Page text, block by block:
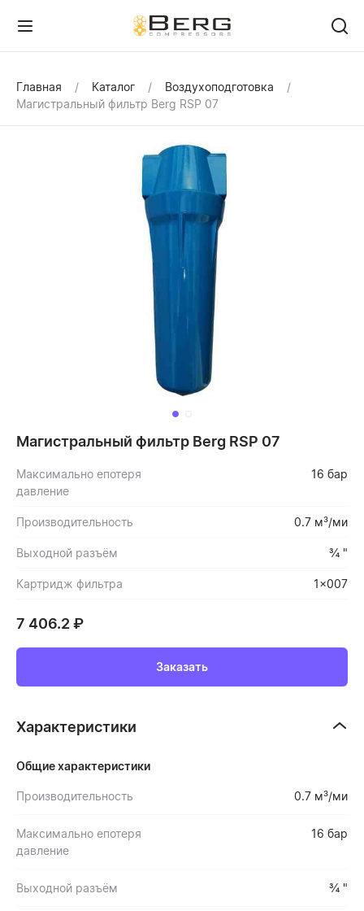
Главная Каталог
Воздухоподготовка
Магистральный фильтр Berg RSP 07
Магистральный фильтр Berg RSP 07
Максимально епотеря
давление
16 бар
Производительность 0.7 м³/ми
Выходной разъём ¾ "
Картридж фильтра 1x007
7 406.2₽
Заказать
Характеристики
Общие характеристики
Производительность 0.7 м³/ми
Максимально епотеря
давление
16 бар
Выходной разъём ¾ "